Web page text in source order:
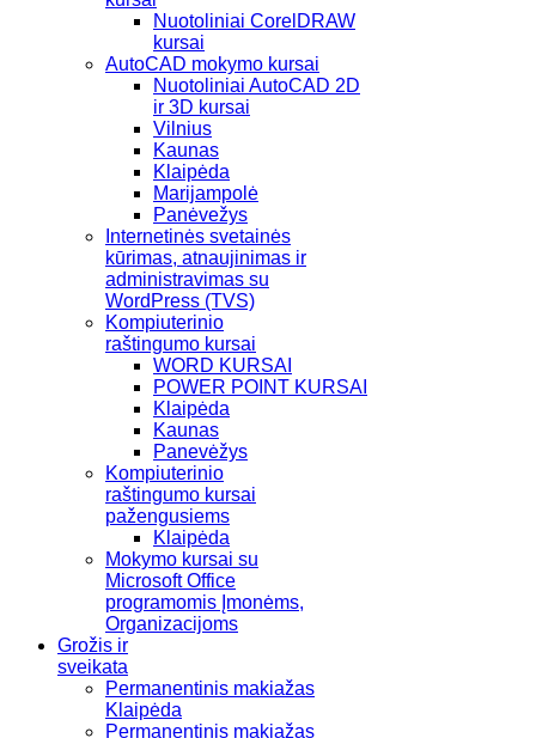
Nuotoliniai CorelDRAW
kursai
AutoCAD mokymo kursai
Nuotoliniai AutoCAD 2D
ir 3D kursai
Vilnius
Kaunas
Klaipėda
Marijampolė
Panėvežys
Internetinės svetainės
kūrimas, atnaujinimas ir
administravimas su
WordPress (TVS)
Kompiuterinio
raštingumo kursai
WORD KURSAI
POWER POINT KURSAI
Klaipėda
Kaunas
Panevėžys
Kompiuterinio
raštingumo kursai
pažengusiems
Klaipėda
Mokymo kursai su
Microsoft Office
programomis Įmonėms,
Organizacijoms
Grožis ir
sveikata
Permanentinis makiažas
Klaipėda
Permanentinis makiažas